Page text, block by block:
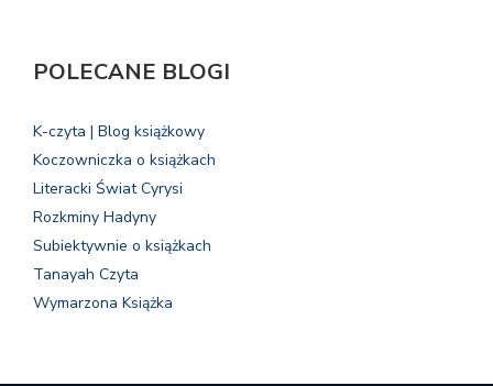
POLECANE BLOGI
K-czyta | Blog książkowy
Koczowniczka o książkach
Literacki Świat Cyrysi
Rozkminy Hadyny
Subiektywnie o książkach
Tanayah Czyta
Wymarzona Książka